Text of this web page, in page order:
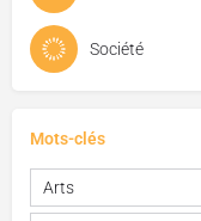
Société
Mots-clés
Arts